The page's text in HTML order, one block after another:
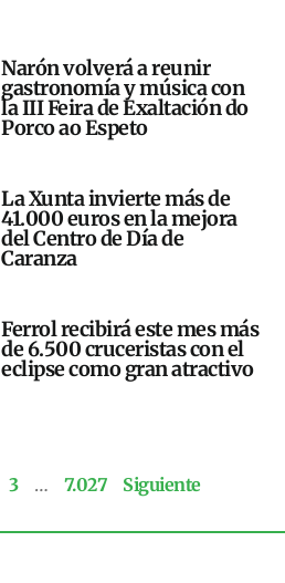
Narón volverá a reunir
gastronomía y música con
la III Feira de Exaltación do
Porco ao Espeto
La Xunta invierte más de
41.000 euros en la mejora
del Centro de Día de
Caranza
Ferrol recibirá este mes más
de 6.500 cruceristas con el
eclipse como gran atractivo
3 … 7.027 Siguiente